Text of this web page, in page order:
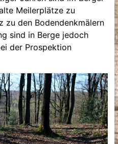
Meilerplätze zu
zu den Bodendenkmälern
sind in Berge jedoch
der Prospektion